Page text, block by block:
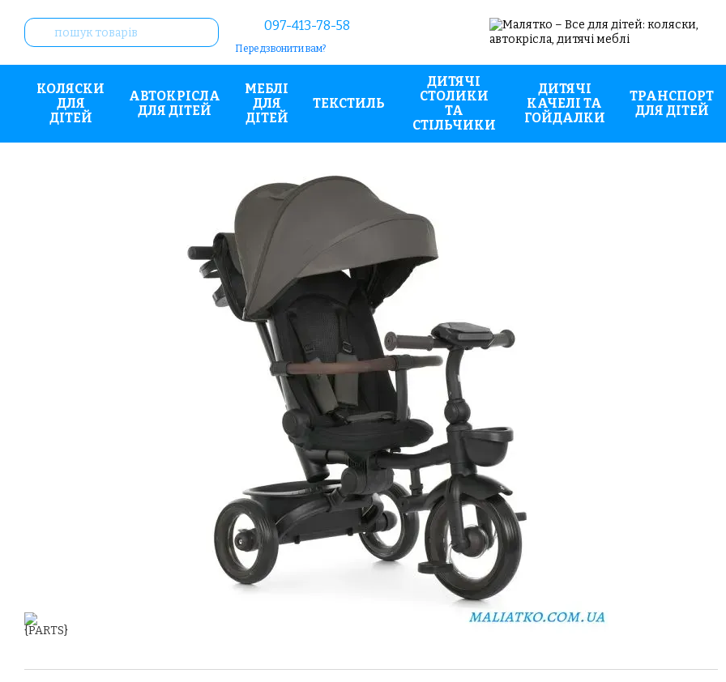
097-413-78-58
Передзвонити вам?
КОЛЯСКИ
ДЛЯ
ДІТЕЙ
АВТОКРІСЛА
ДЛЯ ДІТЕЙ
МЕБЛІ
ДЛЯ
ДІТЕЙ
ТЕКСТИЛЬ
ДИТЯЧІ
СТОЛИКИ
ТА
СТІЛЬЧИКИ
ДИТЯЧІ
КАЧЕЛІ ТА
ГОЙДАЛКИ
ТРАНСПОРТ
ДЛЯ ДІТЕЙ